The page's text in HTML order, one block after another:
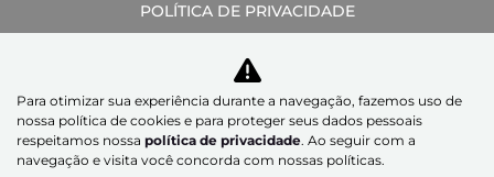
POLÍTICA DE PRIVACIDADE
Desacelere. Seu bem maior é a vida.
Para otimizar sua experiência durante a navegação, fazemos uso de
nossa política de cookies e para proteger seus dados pessoais
respeitamos nossa política de privacidade. Ao seguir com a
navegação e visita você concorda com nossas políticas.